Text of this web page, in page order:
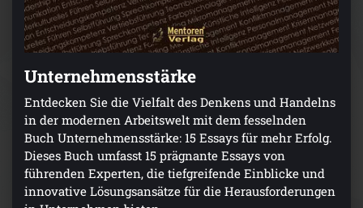
Unternehmensstärke
Entdecken Sie die Vielfalt des Denkens und Handelns
in der modernen Arbeitswelt mit dem fesselnden
Buch Unternehmensstärke: 15 Essays für mehr Erfolg.
Dieses Buch umfasst 15 prägnante Essays von
führenden Experten, die tiefgreifende Einblicke und
innovative Lösungsansätze für die Herausforderungen